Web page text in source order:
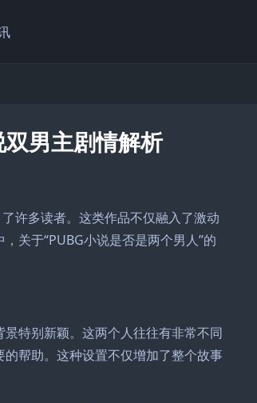
男主剧情解析
许多读者。这类作品不仅融入了激动
关于“PUBG小说是否是两个男人”的
特别新颖。这两个人往往有非常不同
帮助。这种设置不仅增加了整个故事